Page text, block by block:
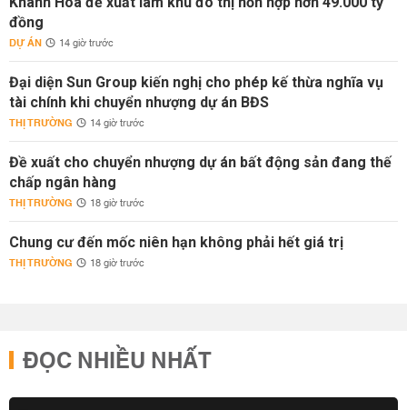
đồng
DỰ ÁN 14 giờ trước
Đại diện Sun Group kiến nghị cho phép kế thừa nghĩa vụ
tài chính khi chuyển nhượng dự án BĐS
THỊ TRƯỜNG 14 giờ trước
Đề xuất cho chuyển nhượng dự án bất động sản đang thế
chấp ngân hàng
THỊ TRƯỜNG 18 giờ trước
Chung cư đến mốc niên hạn không phải hết giá trị
THỊ TRƯỜNG 18 giờ trước
ĐỌC NHIỀU NHẤT